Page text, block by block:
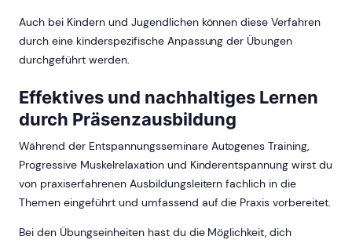
Auch bei Kindern und Jugendlichen können diese Verfahren
durch eine kinderspezifische Anpassung der Übungen
durchgeführt werden.
Effektives und nachhaltiges Lernen
durch Präsenzausbildung
Während der Entspannungsseminare Autogenes Training,
Progressive Muskelrelaxation und Kinderentspannung wirst du
von praxiserfahrenen Ausbildungsleitern fachlich in die
Themen eingeführt und umfassend auf die Praxis vorbereitet.
Bei den Übungseinheiten hast du die Möglichkeit, dich